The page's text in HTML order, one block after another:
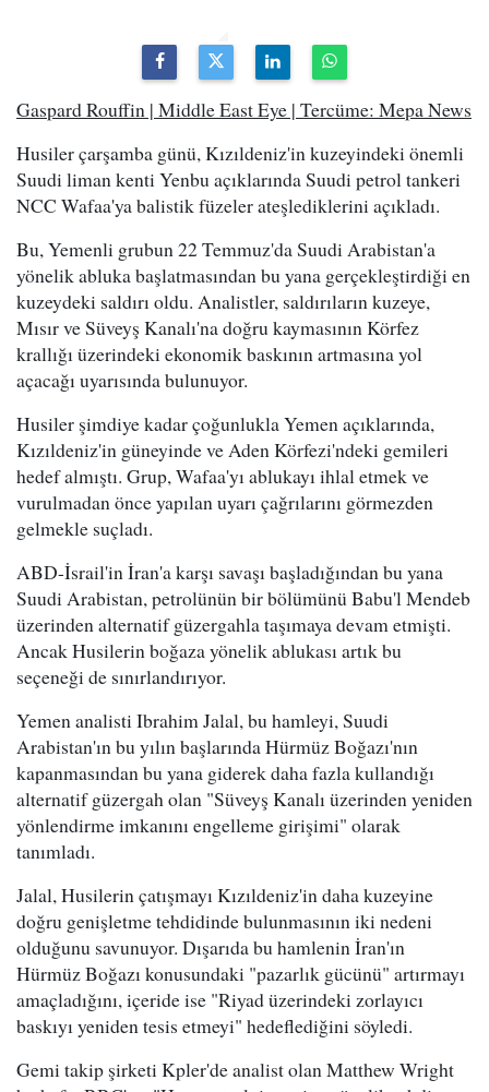
Gaspard Rouffin | Middle East Eye | Tercüme: Mepa News
Husiler çarşamba günü, Kızıldeniz'in kuzeyindeki önemli
Suudi liman kenti Yenbu açıklarında Suudi petrol tankeri
NCC Wafaa'ya balistik füzeler ateşlediklerini açıkladı.
Bu, Yemenli grubun 22 Temmuz'da Suudi Arabistan'a
yönelik abluka başlatmasından bu yana gerçekleştirdiği en
kuzeydeki saldırı oldu. Analistler, saldırıların kuzeye,
Mısır ve Süveyş Kanalı'na doğru kaymasının Körfez
krallığı üzerindeki ekonomik baskının artmasına yol
açacağı uyarısında bulunuyor.
Husiler şimdiye kadar çoğunlukla Yemen açıklarında,
Kızıldeniz'in güneyinde ve Aden Körfezi'ndeki gemileri
hedef almıştı. Grup, Wafaa'yı ablukayı ihlal etmek ve
vurulmadan önce yapılan uyarı çağrılarını görmezden
gelmekle suçladı.
ABD-İsrail'in İran'a karşı savaşı başladığından bu yana
Suudi Arabistan, petrolünün bir bölümünü Babu'l Mendeb
üzerinden alternatif güzergahla taşımaya devam etmişti.
Ancak Husilerin boğaza yönelik ablukası artık bu
seçeneği de sınırlandırıyor.
Yemen analisti Ibrahim Jalal, bu hamleyi, Suudi
Arabistan'ın bu yılın başlarında Hürmüz Boğazı'nın
kapanmasından bu yana giderek daha fazla kullandığı
alternatif güzergah olan "Süveyş Kanalı üzerinden yeniden
yönlendirme imkanını engelleme girişimi" olarak
tanımladı.
Jalal, Husilerin çatışmayı Kızıldeniz'in daha kuzeyine
doğru genişletme tehdidinde bulunmasının iki nedeni
olduğunu savunuyor. Dışarıda bu hamlenin İran'ın
Hürmüz Boğazı konusundaki "pazarlık gücünü" artırmayı
amaçladığını, içeride ise "Riyad üzerindeki zorlayıcı
baskıyı yeniden tesis etmeyi" hedeflediğini söyledi.
Gemi takip şirketi Kpler'de analist olan Matthew Wright